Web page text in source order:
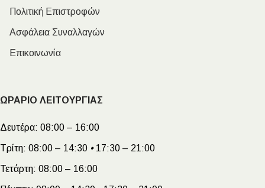
Πολιτική Επιστροφών
Ασφάλεια Συναλλαγών
Επικοινωνία
ΩΡΑΡΙΟ ΛΕΙΤΟΥΡΓΙΑΣ
Δευτέρα: 08:00 – 16:00
Τρίτη: 08:00 – 14:30 •17:30 – 21:00
Τετάρτη: 08:00 – 16:00